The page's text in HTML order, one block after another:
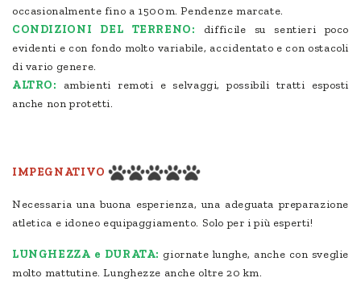
occasionalmente fino a 1500m. Pendenze marcate.
CONDIZIONI DEL TERRENO: difficile su sentieri poco
evidenti e con fondo molto variabile, accidentato e con ostacoli
di vario genere.
ALTRO: ambienti remoti e selvaggi, possibili tratti esposti
anche non protetti.
IMPEGNATIVO
Necessaria una buona esperienza, una adeguata preparazione
atletica e idoneo equipaggiamento. Solo per i più esperti!
LUNGHEZZA e DURATA: giornate lunghe, anche con sveglie
molto mattutine. Lunghezze anche oltre 20 km.